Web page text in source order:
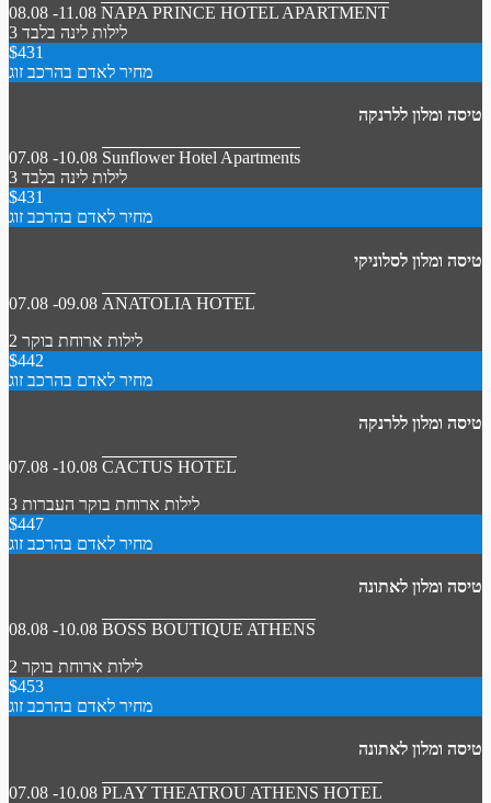
08.08 -11.08 NAPA PRINCE HOTEL APARTMENT
3 לילות לינה בלבד
$431
מחיר לאדם בהרכב זוג
טיסה ומלון ללרנקה
07.08 -10.08 Sunflower Hotel Apartments
3 לילות לינה בלבד
$431
מחיר לאדם בהרכב זוג
טיסה ומלון לסלוניקי
07.08 -09.08 ANATOLIA HOTEL
2 לילות ארוחת בוקר
$442
מחיר לאדם בהרכב זוג
טיסה ומלון ללרנקה
07.08 -10.08 CACTUS HOTEL
3 לילות ארוחת בוקר העברות
$447
מחיר לאדם בהרכב זוג
טיסה ומלון לאתונה
08.08 -10.08 BOSS BOUTIQUE ATHENS
2 לילות ארוחת בוקר
$453
מחיר לאדם בהרכב זוג
טיסה ומלון לאתונה
07.08 -10.08 PLAY THEATROU ATHENS HOTEL